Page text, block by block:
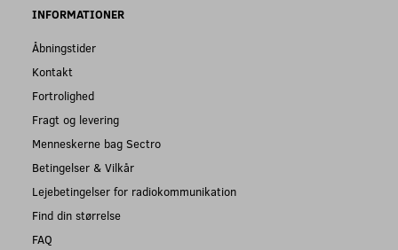
INFORMATIONER
Åbningstider
Kontakt
Fortrolighed
Fragt og levering
Menneskerne bag Sectro
Betingelser & Vilkår
Lejebetingelser for radiokommunikation
Find din størrelse
FAQ